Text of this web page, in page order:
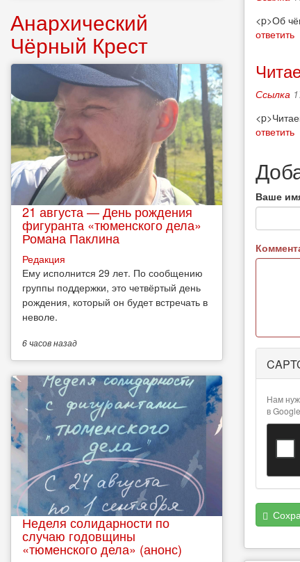
<p>Об
ответить
Ссылка
ответить
Ваше
Нам
в
Анархический
Чёрный Крест
21 августа — День рождения
фигуранта «тюменского дела»
Романа Паклина
Редакция
Ему исполнится 29 лет. По сообщению
группы поддержки, это четвёртый день
рождения, который он будет встречать в
неволе.
6 часовназад
Неделя солидарности по
случаю годовщины
«тюменского дела» (анонс)